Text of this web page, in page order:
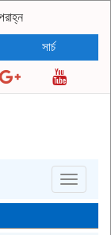
সার্চ
Toggle